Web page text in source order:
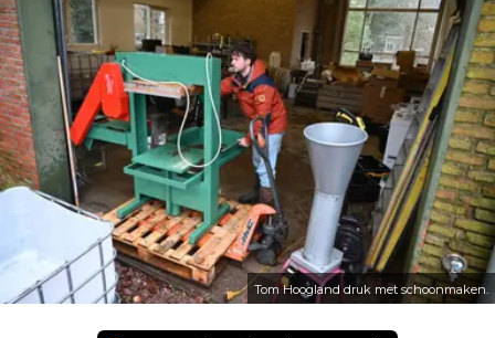
Tom Hoogland druk met schoonmaken.